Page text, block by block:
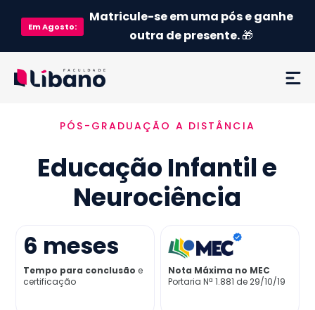
EmAgosto:
Matricule-se em uma pós e ganhe
outra de presente.🎁
Ementa
Como funciona
Credenciamento MEC
Preço
Já sou aluno
PÓS-GRADUAÇÃO A DISTÂNCIA
Educação Infantil e
Neurociência
6 meses
Tempo para conclusão e
certificação
Nota Máxima no MEC
Portaria Nª 1.881 de 29/10/19